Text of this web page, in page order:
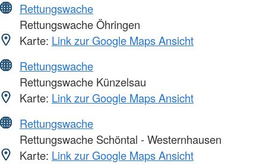
Rettungswache
Rettungswache Öhringen
Karte: Link zur Google Maps Ansicht
Rettungswache
Rettungswache Künzelsau
Karte: Link zur Google Maps Ansicht
Rettungswache
Rettungswache Schöntal - Westernhausen
Karte: Link zur Google Maps Ansicht